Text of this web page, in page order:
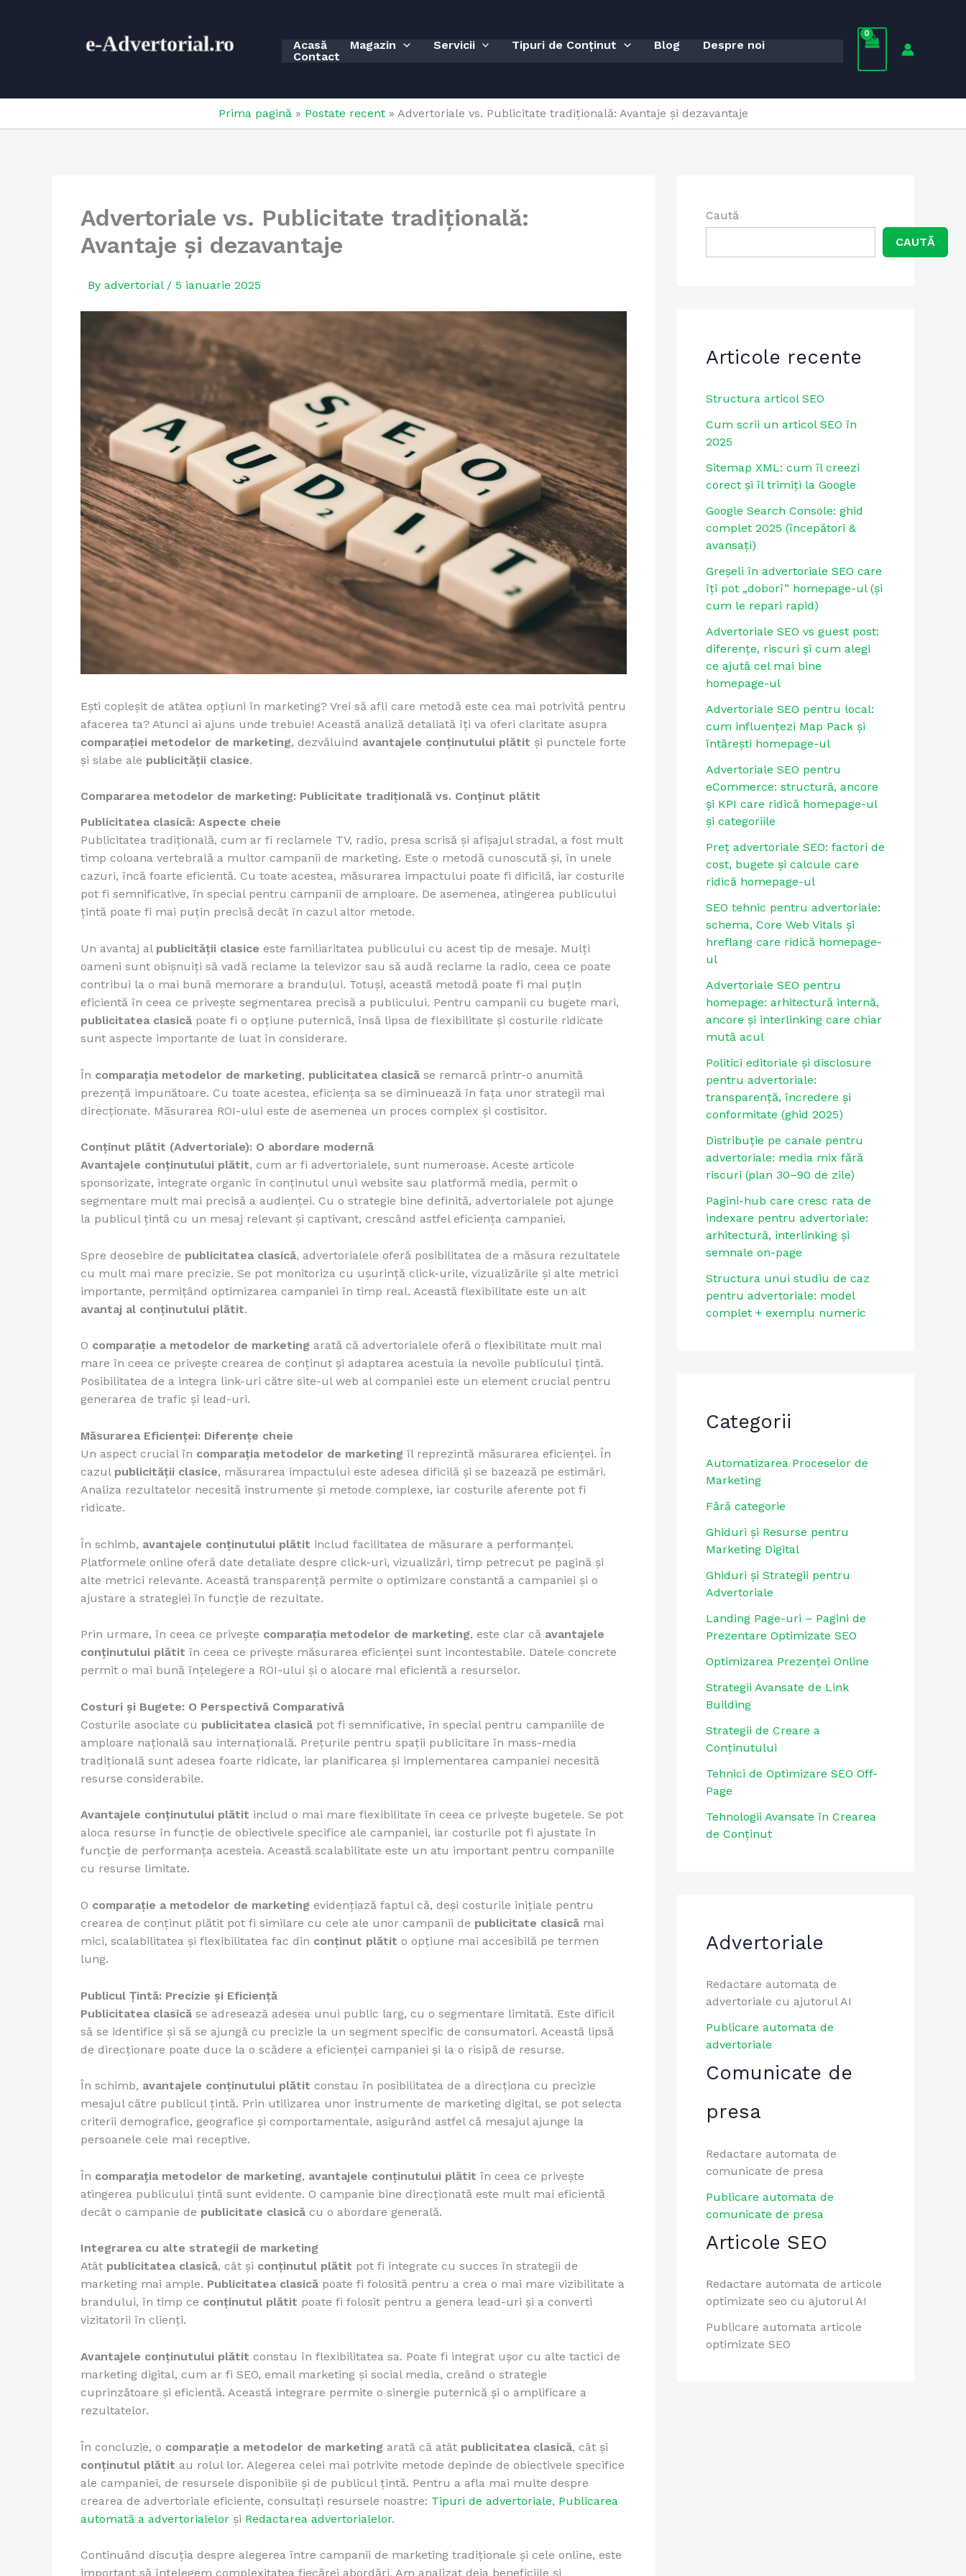
e-Advertorial.ro Acasă Magazin Servicii Tipuri de Conținut Blog
Despre noi
Contact
Prima pagină» Postate recent» Advertoriale vs. Publicitate tradițională: Avantaje și dezavantaje
Advertoriale vs. Publicitate tradițională:
Avantaje și dezavantaje
By advertorial / 5 ianuarie 2025
Ești copleșit de atâtea opțiuni în marketing? Vrei să afli care metodă este cea mai potrivită pentru
afacerea ta? Atunci ai ajuns unde trebuie! Această analiză detaliată îți va oferi claritate asupra
comparației metodelor de marketing, dezvăluind avantajele conținutului plătit și punctele forte
și slabe ale publicității clasice.
Compararea metodelor de marketing: Publicitate tradițională vs. Conținut plătit
Publicitatea clasică: Aspecte cheie
Publicitatea tradițională, cum ar fi reclamele TV, radio, presa scrisă și afișajul stradal, a fost mult
timp coloana vertebrală a multor campanii de marketing. Este o metodă cunoscută și, în unele
cazuri, încă foarte eficientă. Cu toate acestea, măsurarea impactului poate fi dificilă, iar costurile
pot fi semnificative, în special pentru campanii de amploare. De asemenea, atingerea publicului
țintă poate fi mai puțin precisă decât în cazul altor metode.
Un avantaj al publicității clasice este familiaritatea publicului cu acest tip de mesaje. Mulți
oameni sunt obișnuiți să vadă reclame la televizor sau să audă reclame la radio, ceea ce poate
contribui la o mai bună memorare a brandului. Totuși, această metodă poate fi mai puțin
eficientă în ceea ce privește segmentarea precisă a publicului. Pentru campanii cu bugete mari,
publicitatea clasică poate fi o opțiune puternică, însă lipsa de flexibilitate și costurile ridicate
sunt aspecte importante de luat în considerare.
În comparația metodelor de marketing, publicitatea clasică se remarcă printr-o anumită
prezență impunătoare. Cu toate acestea, eficiența sa se diminuează în fața unor strategii mai
direcționate. Măsurarea ROI-ului este de asemenea un proces complex și costisitor.
Conținut plătit (Advertoriale): O abordare modernă
Avantajele conținutului plătit, cum ar fi advertorialele, sunt numeroase. Aceste articole
sponsorizate, integrate organic în conținutul unui website sau platformă media, permit o
segmentare mult mai precisă a audienței. Cu o strategie bine definită, advertorialele pot ajunge
la publicul țintă cu un mesaj relevant și captivant, crescând astfel eficiența campaniei.
Spre deosebire de publicitatea clasică, advertorialele oferă posibilitatea de a măsura rezultatele
cu mult mai mare precizie. Se pot monitoriza cu ușurință click-urile, vizualizările și alte metrici
importante, permițând optimizarea campaniei în timp real. Această flexibilitate este un alt
avantaj al conținutului plătit.
O comparație a metodelor de marketing arată că advertorialele oferă o flexibilitate mult mai
mare în ceea ce privește crearea de conținut și adaptarea acestuia la nevoile publicului țintă.
Posibilitatea de a integra link-uri către site-ul web al companiei este un element crucial pentru
generarea de trafic și lead-uri.
Măsurarea Eficienței: Diferențe cheie
Un aspect crucial în comparația metodelor de marketing îl reprezintă măsurarea eficienței. În
cazul publicității clasice, măsurarea impactului este adesea dificilă și se bazează pe estimări.
Analiza rezultatelor necesită instrumente și metode complexe, iar costurile aferente pot fi
ridicate.
În schimb, avantajele conținutului plătit includ facilitatea de măsurare a performanței.
Platformele online oferă date detaliate despre click-uri, vizualizări, timp petrecut pe pagină și
alte metrici relevante. Această transparență permite o optimizare constantă a campaniei și o
ajustare a strategiei în funcție de rezultate.
Prin urmare, în ceea ce privește comparația metodelor de marketing, este clar că avantajele
conținutului plătit în ceea ce privește măsurarea eficienței sunt incontestabile. Datele concrete
permit o mai bună înțelegere a ROI-ului și o alocare mai eficientă a resurselor.
Costuri și Bugete: O Perspectivă Comparativă
Costurile asociate cu publicitatea clasică pot fi semnificative, în special pentru campaniile de
amploare națională sau internațională. Prețurile pentru spații publicitare în mass-media
tradițională sunt adesea foarte ridicate, iar planificarea și implementarea campaniei necesită
resurse considerabile.
Avantajele conținutului plătit includ o mai mare flexibilitate în ceea ce privește bugetele. Se pot
aloca resurse în funcție de obiectivele specifice ale campaniei, iar costurile pot fi ajustate în
funcție de performanța acesteia. Această scalabilitate este un atu important pentru companiile
cu resurse limitate.
O comparație a metodelor de marketing evidențiază faptul că, deși costurile inițiale pentru
crearea de conținut plătit pot fi similare cu cele ale unor campanii de publicitate clasică mai
mici, scalabilitatea și flexibilitatea fac din conținut plătit o opțiune mai accesibilă pe termen
lung.
Publicul Țintă: Precizie și Eficiență
Publicitatea clasică se adresează adesea unui public larg, cu o segmentare limitată. Este dificil
să se identifice și să se ajungă cu precizie la un segment specific de consumatori. Această lipsă
de direcționare poate duce la o scădere a eficienței campaniei și la o risipă de resurse.
În schimb, avantajele conținutului plătit constau în posibilitatea de a direcționa cu precizie
mesajul către publicul țintă. Prin utilizarea unor instrumente de marketing digital, se pot selecta
criterii demografice, geografice și comportamentale, asigurând astfel că mesajul ajunge la
persoanele cele mai receptive.
În comparația metodelor de marketing, avantajele conținutului plătit în ceea ce privește
atingerea publicului țintă sunt evidente. O campanie bine direcționată este mult mai eficientă
decât o campanie de publicitate clasică cu o abordare generală.
Integrarea cu alte strategii de marketing
Atât publicitatea clasică, cât și conținutul plătit pot fi integrate cu succes în strategii de
marketing mai ample. Publicitatea clasică poate fi folosită pentru a crea o mai mare vizibilitate a
brandului, în timp ce conținutul plătit poate fi folosit pentru a genera lead-uri și a converti
vizitatorii în clienți.
Avantajele conținutului plătit constau în flexibilitatea sa. Poate fi integrat ușor cu alte tactici de
marketing digital, cum ar fi SEO, email marketing și social media, creând o strategie
cuprinzătoare și eficientă. Această integrare permite o sinergie puternică și o amplificare a
rezultatelor.
În concluzie, o comparație a metodelor de marketing arată că atât publicitatea clasică, cât și
conținutul plătit au rolul lor. Alegerea celei mai potrivite metode depinde de obiectivele specifice
ale campaniei, de resursele disponibile și de publicul țintă. Pentru a afla mai multe despre
crearea de advertoriale eficiente, consultați resursele noastre: Tipuri de advertoriale, Publicarea
automată a advertorialelor și Redactarea advertorialelor.
Continuând discuția despre alegerea între campanii de marketing tradiționale și cele online, este
important să înțelegem complexitatea fiecărei abordări. Am analizat deja beneficiile și
Caută
CAUTĂ
Articole recente
Structura articol SEO
Cum scrii un articol SEO în
2025
Sitemap XML: cum îl creezi
corect și îl trimiți la Google
Google Search Console: ghid
complet 2025 (începători &
avansați)
Greșeli în advertoriale SEO care
îți pot „doborî” homepage-ul (și
cum le repari rapid)
Advertoriale SEO vs guest post:
diferențe, riscuri și cum alegi
ce ajută cel mai bine
homepage-ul
Advertoriale SEO pentru local:
cum influențezi Map Pack și
întărești homepage-ul
Advertoriale SEO pentru
eCommerce: structură, ancore
și KPI care ridică homepage-ul
și categoriile
Preț advertoriale SEO: factori de
cost, bugete și calcule care
ridică homepage-ul
SEO tehnic pentru advertoriale:
schema, Core Web Vitals și
hreflang care ridică homepage-
ul
Advertoriale SEO pentru
homepage: arhitectură internă,
ancore și interlinking care chiar
mută acul
Politici editoriale și disclosure
pentru advertoriale:
transparență, încredere și
conformitate (ghid 2025)
Distribuție pe canale pentru
advertoriale: media mix fără
riscuri (plan 30–90 de zile)
Pagini-hub care cresc rata de
indexare pentru advertoriale:
arhitectură, interlinking și
semnale on-page
Structura unui studiu de caz
pentru advertoriale: model
complet + exemplu numeric
Categorii
Automatizarea Proceselor de
Marketing
Fără categorie
Ghiduri și Resurse pentru
Marketing Digital
Ghiduri și Strategii pentru
Advertoriale
Landing Page-uri – Pagini de
Prezentare Optimizate SEO
Optimizarea Prezenței Online
Strategii Avansate de Link
Building
Strategii de Creare a
Conținutului
Tehnici de Optimizare SEO Off-
Page
Tehnologii Avansate în Crearea
de Conținut
Advertoriale
Redactare automata de
advertoriale cu ajutorul AI
Publicare automata de
advertoriale
Comunicate de
presa
Redactare automata de
comunicate de presa
Publicare automata de
comunicate de presa
Articole SEO
Redactare automata de articole
optimizate seo cu ajutorul AI
Publicare automata articole
optimizate SEO